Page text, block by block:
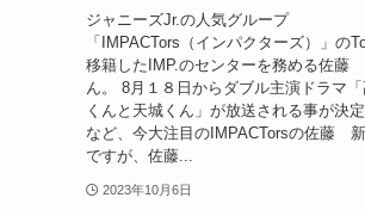
ジャニーズJr.の人気グループ
「IMPACTors（インパクターズ）」の
移籍したIMP.のセンターを務める佐藤
ん。 8月１８日からダブル主演ドラマ「
くんと天城くん」が放送される事が決
など、今大注目のIMPACTorsの佐藤
ですが、佐藤...
2023年10月6日